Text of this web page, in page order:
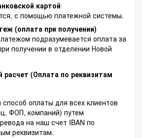
картой
с помощью платежной системы.
(оплата при получении)
подразумевается оплата за
получении в отделении Новой
расчет (Оплата по реквизитам
оплаты для всех клиентов
ФОП, компаний) путем
на наш счет IBAN по
реквизитам.